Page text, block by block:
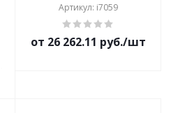
Артикул: i7059
от 26 262.11 руб./шт